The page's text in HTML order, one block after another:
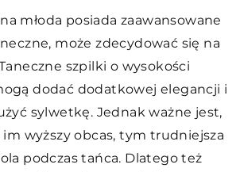
młoda posiada zaawansowane
może zdecydować się na
szpilki o wysokości
dodać dodatkowej elegancji i
sylwetkę. Jednak ważne jest,
wyższy obcas, tym trudniejsza
podczas tańca. Dlatego też